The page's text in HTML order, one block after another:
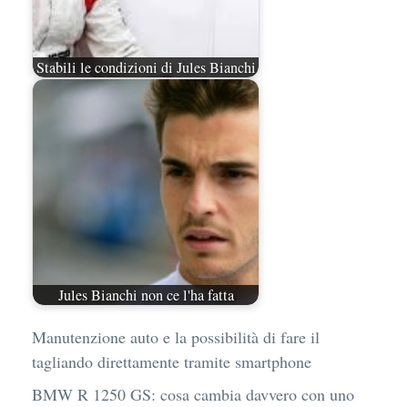
Stabili le condizioni di Jules Bianchi
Jules Bianchi non ce l'ha fatta
Manutenzione auto e la possibilità di fare il
tagliando direttamente tramite smartphone
BMW R 1250 GS: cosa cambia davvero con uno